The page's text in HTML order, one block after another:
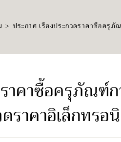
> ประกาศ เรื่องประกวดราคาซื้อครุ
าคาซื้อครุภัณฑ์
ราคาอิเล็กทร